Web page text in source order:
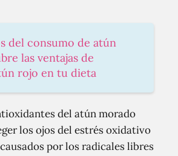
del consumo de atún
las ventajas de
rojo en tu dieta
del atún morado
los ojos del estrés oxidativo
por los radicales libres